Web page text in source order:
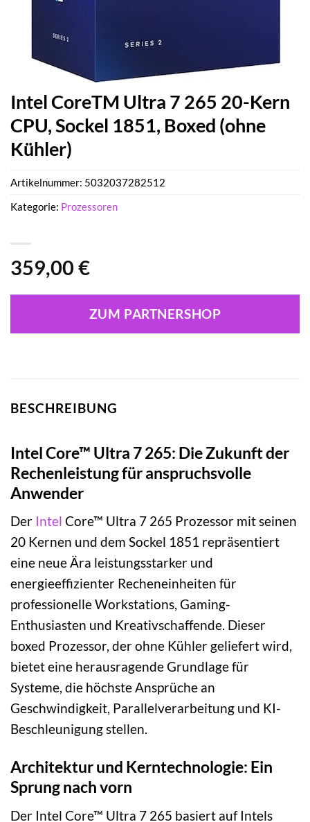
Intel CoreTM Ultra 7 265 20-Kern
CPU, Sockel 1851, Boxed (ohne
Kühler)
359,00 €
ZUM PARTNERSHOP
Artikelnummer: 5032037282512
Kategorie: Prozessoren
BESCHREIBUNG
Intel Core™ Ultra 7 265: Die Zukunft der
Rechenleistung für anspruchsvolle
Anwender
Der Intel Core™ Ultra 7 265 Prozessor mit seinen
20 Kernen und dem Sockel 1851 repräsentiert
eine neue Ära leistungsstarker und
energieeffizienter Recheneinheiten für
professionelle Workstations, Gaming-
Enthusiasten und Kreativschaffende. Dieser
boxed Prozessor, der ohne Kühler geliefert wird,
bietet eine herausragende Grundlage für
Systeme, die höchste Ansprüche an
Geschwindigkeit, Parallelverarbeitung und KI-
Beschleunigung stellen.
Architektur und Kerntechnologie: Ein
Sprung nach vorn
Der Intel Core™ Ultra 7 265 basiert auf Intels